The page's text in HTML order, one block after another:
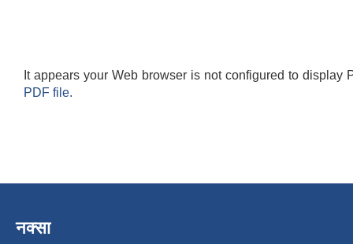
It appears your Web browser is not configured to display
PDF file.
नक्सा